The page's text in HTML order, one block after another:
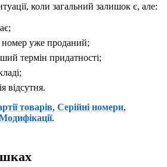
коли загальний залишок є, але:
номер уже проданий;
термін придатності;
відсутня.
товарів, Серійні номери,
.